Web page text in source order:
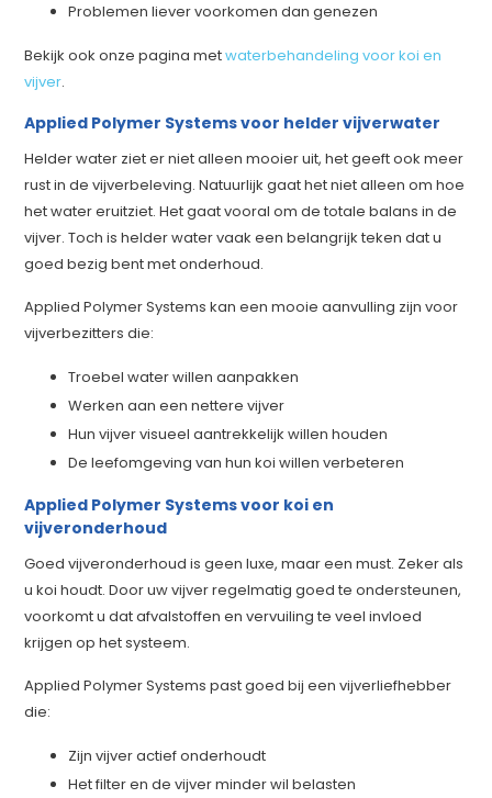
Problemen liever voorkomen dan genezen
Bekijk ook onze pagina metwaterbehandeling voor koi en
vijver.
Applied Polymer Systems voor helder vijverwater
Helder water ziet er niet alleen mooier uit, het geeft ook meer
rust in de vijverbeleving. Natuurlijk gaat het niet alleen om hoe
het water eruitziet. Het gaat vooral om de totale balans in de
vijver. Toch is helder water vaak een belangrijk teken dat u
goed bezig bent met onderhoud.
Applied Polymer Systems kan een mooie aanvulling zijn voor
vijverbezitters die:
Troebel water willen aanpakken
Werken aan een nettere vijver
Hun vijver visueel aantrekkelijk willen houden
De leefomgeving van hun koi willen verbeteren
Applied Polymer Systems voor koi en
vijveronderhoud
Goed vijveronderhoud is geen luxe, maar een must. Zeker als
u koi houdt. Door uw vijver regelmatig goed te ondersteunen,
voorkomt u dat afvalstoffen en vervuiling te veel invloed
krijgen op het systeem.
Applied Polymer Systems past goed bij een vijverliefhebber
die:
Zijn vijver actief onderhoudt
Het filter en de vijver minder wil belasten